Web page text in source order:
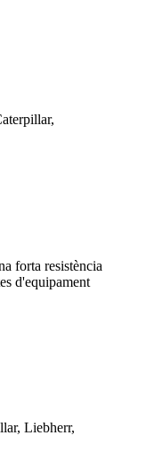
forta resistència
d'equipament
Liebherr,